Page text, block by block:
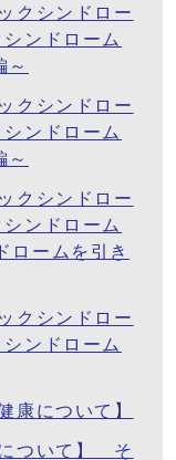
クシンドロー
ンドローム
クシンドロー
ンドローム
クシンドロー
ンドローム
ロームを引き
クシンドロー
ンドローム
康について】
ついて】 そ